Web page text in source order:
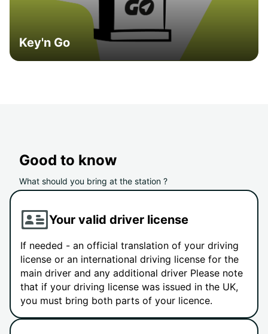
Key'n Go
Good to know
What should you bring at the station ?
Your valid driver license
If needed - an official translation of your driving
license or an international driving license for the
main driver and any additional driver Please note
that if your driving license was issued in the UK,
you must bring both parts of your licence.